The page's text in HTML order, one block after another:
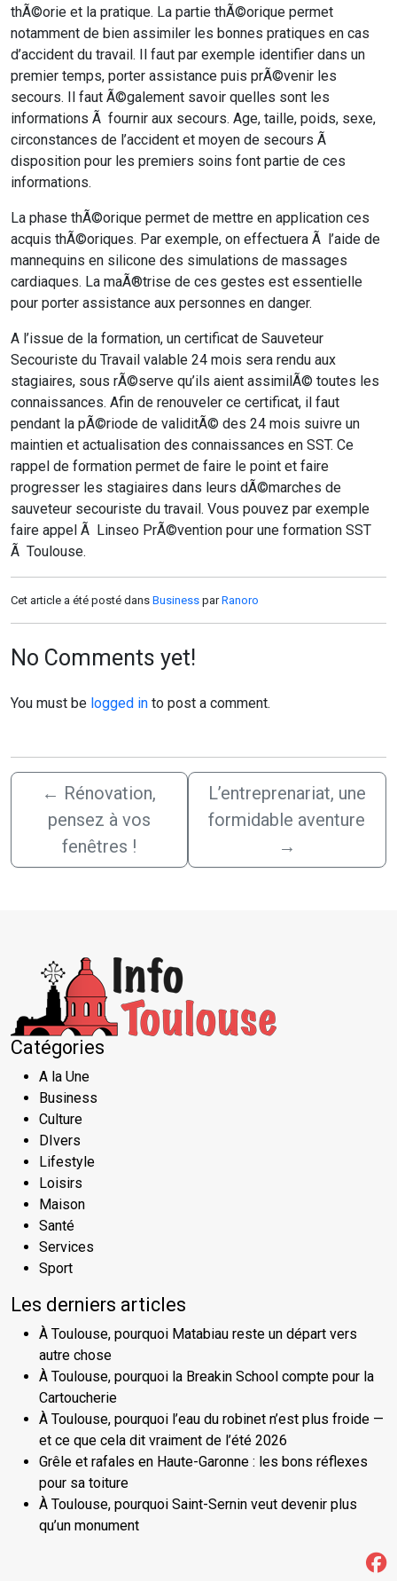
thÃ©orie et la pratique. La partie thÃ©orique permet
notamment de bien assimiler les bonnes pratiques en cas
d’accident du travail. Il faut par exemple identifier dans un
premier temps, porter assistance puis prÃ©venir les
secours. Il faut Ã©galement savoir quelles sont les
informations Ã fournir aux secours. Age, taille, poids, sexe,
circonstances de l’accident et moyen de secours Ã
disposition pour les premiers soins font partie de ces
informations.
La phase thÃ©orique permet de mettre en application ces
acquis thÃ©oriques. Par exemple, on effectuera Ã l’aide de
mannequins en silicone des simulations de massages
cardiaques. La maÃ®trise de ces gestes est essentielle
pour porter assistance aux personnes en danger.
A l’issue de la formation, un certificat de Sauveteur
Secouriste du Travail valable 24 mois sera rendu aux
stagiaires, sous rÃ©serve qu’ils aient assimilÃ© toutes les
connaissances. Afin de renouveler ce certificat, il faut
pendant la pÃ©riode de validitÃ© des 24 mois suivre un
maintien et actualisation des connaissances en SST. Ce
rappel de formation permet de faire le point et faire
progresser les stagiaires dans leurs dÃ©marches de
sauveteur secouriste du travail. Vous pouvez par exemple
faire appel Ã Linseo PrÃ©vention pour une formation SST
Ã Toulouse.
Cet article a été posté dans Business parRanoro
No Comments yet!
You must be logged in to post a comment.
← Rénovation,
pensez à vos
fenêtres !
L’entreprenariat, une
formidable aventure
→
Catégories
A la Une
Business
Culture
DIvers
Lifestyle
Loisirs
Maison
Santé
Services
Sport
Les derniers articles
À Toulouse, pourquoi Matabiau reste un départ vers
autre chose
À Toulouse, pourquoi la Breakin School compte pour la
Cartoucherie
À Toulouse, pourquoi l’eau du robinet n’est plus froide —
et ce que cela dit vraiment de l’été 2026
Grêle et rafales en Haute-Garonne : les bons réflexes
pour sa toiture
À Toulouse, pourquoi Saint-Sernin veut devenir plus
qu’un monument